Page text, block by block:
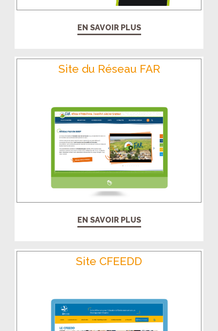
EN SAVOIR PLUS
Site du Réseau FAR
EN SAVOIR PLUS
Site CFEEDD